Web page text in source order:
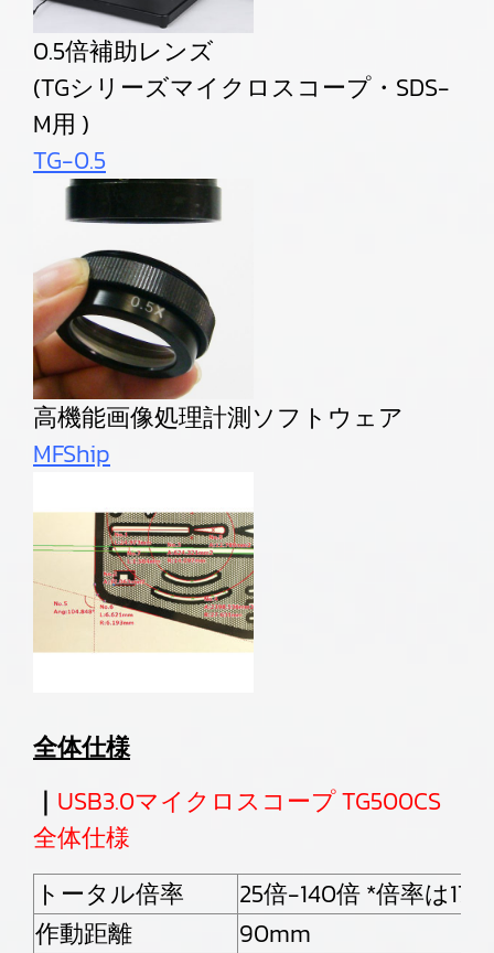
0.5倍補助レンズ
(TGシリーズマイクロスコープ・SDS-
M用 )
TG-0.5
高機能画像処理計測ソフトウェア
MFShip
全体仕様
｜ USB3.0マイクロスコープ TG500CS
全体仕様
トータル倍率
25倍-140倍 *倍率は17
作動距離
90mm